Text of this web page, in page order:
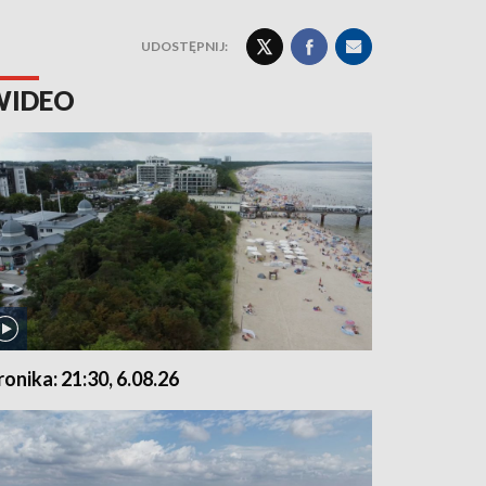
UDOSTĘPNIJ:
21:30, 6.08.26